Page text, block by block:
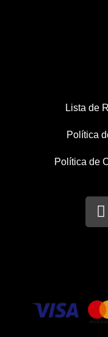
Lista de
Política
Política de
I
n
s
a